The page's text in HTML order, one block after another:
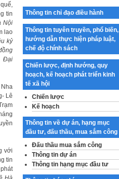
tin
Nội
lao
kỷ
Đại
Lê
với
tin
Kế hoạch Tổ chức Cuộc thi
chính luận về bảo vệ nền tảng tư
tưởng của Đảng…
Công bố công khai dự toán kinh
phí xây dựng pháp luật, hoàn
Quy định về nghiên cứu, ứng
dụng khoa học, công nghệ, đổi
mới sáng tạo và chuyển…
Quy định chi tiết và hướng dẫn
thi hành một số điều của Luật Lý
lịch tư…
Sửa đổi, bổ sung một số nội
dung tại Nghị quyết số 30/NQ-
CP ngày 24 tháng 02…
Ban hành Chương trình hành
Thông tin chỉ đạo điều hành
Thông tin tuyên truyền, phổ biến,
hướng dẫn thực hiện pháp luật,
chế độ chính sách
Chiến lược, định hướng, quy
hoạch, kế hoạch phát triển kinh
tế xã hội
Chiến lược
Kế hoạch
Thông tin về dự án, hạng mục
đầu tư, đấu thầu, mua sắm công
Đấu thầu mua sắm công
Thông tin dự án
Thông tin hạng mục đầu tư